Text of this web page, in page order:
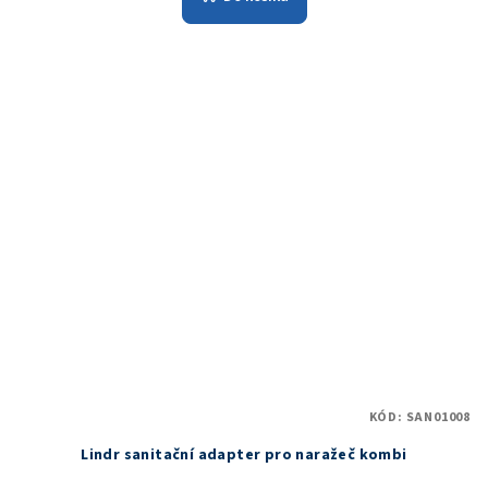
Lindr sanitační adapter pro naražeč kombi
KÓD: SAN01008